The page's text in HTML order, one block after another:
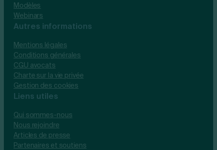
Modèles
Webinars
Autres informations
Mentions légales
Conditions générales
CGU avocats
Charte sur la vie privée
Gestion des cookies
Liens utiles
Qui sommes-nous
Nous rejoindre
Articles de presse
Partenaires et soutiens